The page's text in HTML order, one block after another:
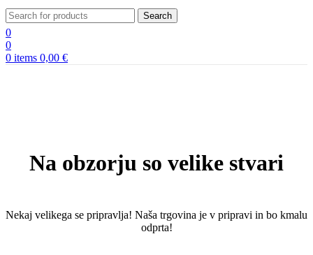
Search
0
0
0 items 0,00 €
Na obzorju so velike stvari
Nekaj ​​velikega se pripravlja! Naša trgovina je v pripravi in ​​bo kmalu
odprta!